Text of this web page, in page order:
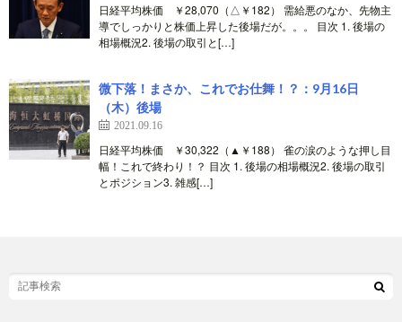
日経平均株価 ￥28,070（△￥182） 需給悪のなか、先物主
導でしっかりと株価上昇した後場だが。。。 目次 1. 後場の
相場概況2. 後場の取引と[…]
微下落！まさか、これでお仕舞！？：9月16日
（木）後場
2021.09.16
日経平均株価 ￥30,322（▲￥188） 雀の涙のような押し目
幅！これで終わり！？ 目次 1. 後場の相場概況2. 後場の取引
とポジション3. 雑感[…]